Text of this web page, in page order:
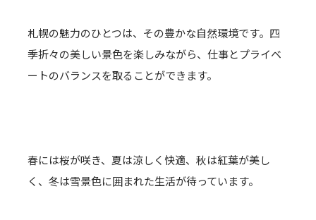
札幌の魅力のひとつは、その豊かな自然環境です。四
季折々の美しい景色を楽しみながら、仕事とプライベ
ートのバランスを取ることができます。
春には桜が咲き、夏は涼しく快適、秋は紅葉が美し
く、冬は雪景色に囲まれた生活が待っています。